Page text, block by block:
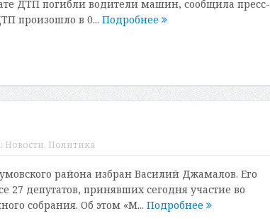
ДТП погибли водители машин, сообщила пресс-
произошло в 0... Подробнее
Новости, Политика
района избран Василий Джамалов. Его
27 депутатов, принявших сегодня участие во
собрания. Об этом «М... Подробнее